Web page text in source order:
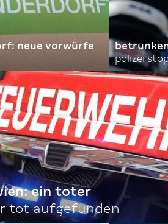
neue vorwürfe
polizei
ein toter
tot aufgefunden